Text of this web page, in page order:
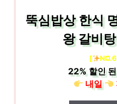
뚝심밥상 한식
왕 갈비
[
22%할인 된
내일